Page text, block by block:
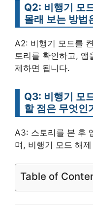
Q2: 비행기 모
몰래 보는 방법
A2: 비행기 모드를
토리를 확인하고, 앱
제하면 됩니다.
Q3: 비행기 모
할 점은 무엇인
A3: 스토리를 본 후
며, 비행기 모드 해
Table of